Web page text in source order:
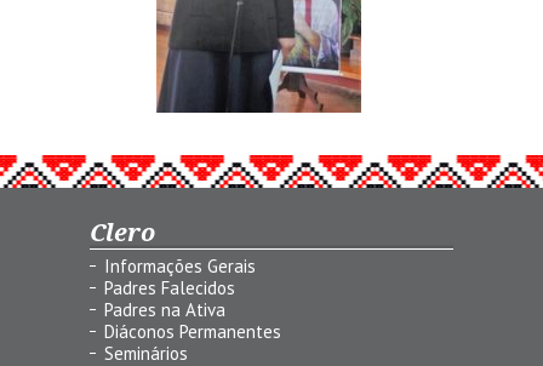
Clero
Informações Gerais
Padres Falecidos
Padres na Ativa
Diáconos Permanentes
Seminários